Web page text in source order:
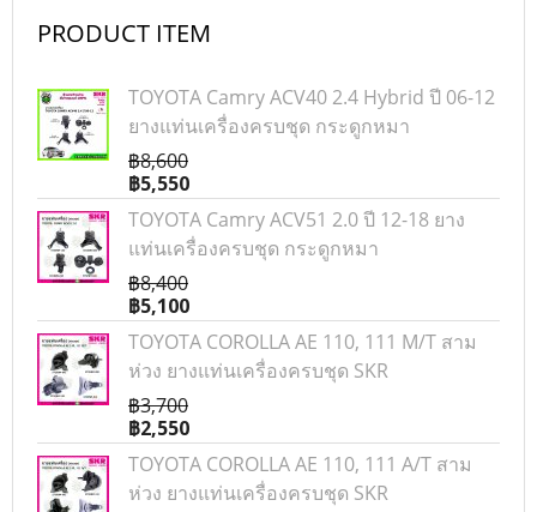
PRODUCT ITEM
TOYOTA Camry ACV40 2.4 Hybrid ปี 06-12
ยางแท่นเครื่องครบชุด กระดูกหมา
฿8,600
฿5,550
TOYOTA Camry ACV51 2.0 ปี 12-18 ยาง
แท่นเครื่องครบชุด กระดูกหมา
฿8,400
฿5,100
TOYOTA COROLLA AE 110, 111 M/T สาม
ห่วง ยางแท่นเครื่องครบชุด SKR
฿3,700
฿2,550
TOYOTA COROLLA AE 110, 111 A/T สาม
ห่วง ยางแท่นเครื่องครบชุด SKR